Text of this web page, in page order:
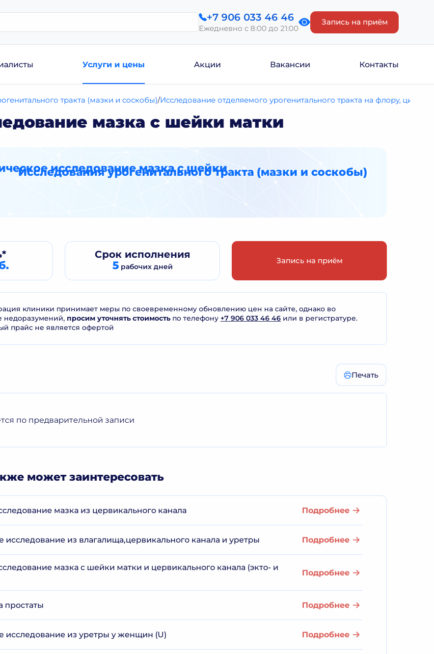
+7 906 033 46 46
Ежедневно с 8:00 до 21:00
Запись на приём
Услуги и цены Акции Вакансии Контакты
тракта (мазки и соскобы) Исследование отделяемого урогенитального тракта на флору,
мазка с шейки матки
исследование мазка с шейки
Исследования урогенитального тракта (мазки и соскобы)
Срокисполнения
5рабочих дней
Запись на приём
клиники принимает меры по своевременному обновлению цен на сайте, однако во
недоразумений, просим уточнять стоимостьпо телефону +7 906 033 46 46 или в регистратуре.
прайс не является офертой
Печать
по предварительной записи
может заинтересовать
мазка из цервикального канала Подробнее
исследование из влагалища,цервикального канала и уретры Подробнее
мазка с шейки матки и цервикального канала (экто- и
Подробнее
простаты Подробнее
исследование из уретры у женщин (U) Подробнее